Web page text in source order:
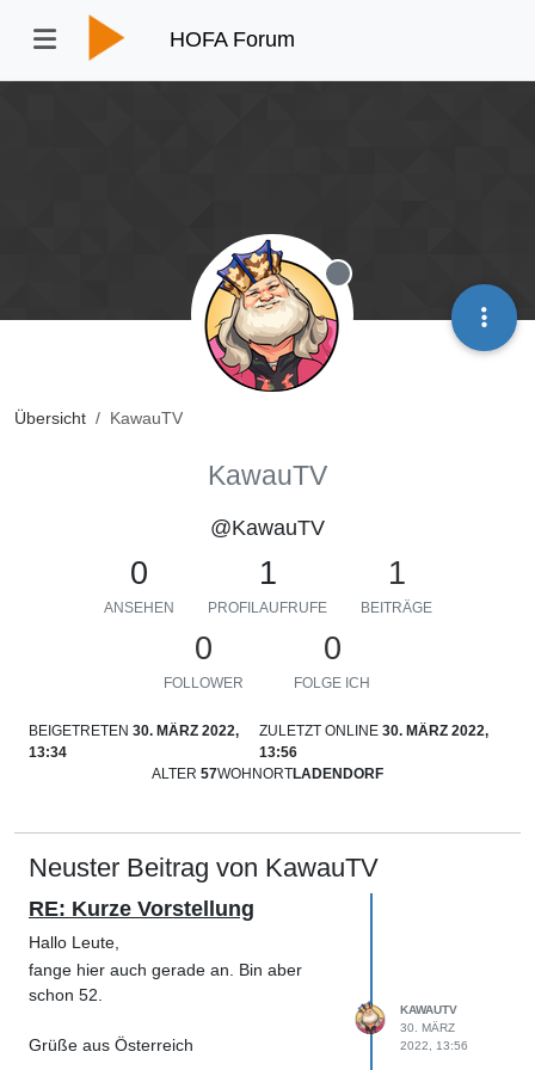
HOFA Forum
Übersicht KawauTV
Offline
KawauTV
@KawauTV
0
ANSEHEN
1
PROFILAUFRUFE
1
BEITRÄGE
0
FOLLOWER
0
FOLGE ICH
BEIGETRETEN 30. MÄRZ 2022,
13:34
ZULETZT ONLINE 30. MÄRZ 2022,
13:56
ALTER 57WOHNORTLADENDORF
Neuster Beitrag von KawauTV
RE: Kurze Vorstellung
Hallo Leute,
fange hier auch gerade an. Bin aber
schon 52.
Grüße aus Österreich
KAWAUTV
30. MÄRZ
2022, 13:56